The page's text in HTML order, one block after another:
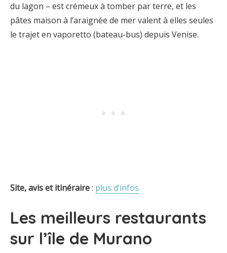
du lagon – est crémeux à tomber par terre, et les
pâtes maison à l’araignée de mer valent à elles seules
le trajet en vaporetto (bateau-bus) depuis Venise.
Site, avis et itinéraire: plus d’infos
Les meilleurs restaurants
sur l’île de Murano